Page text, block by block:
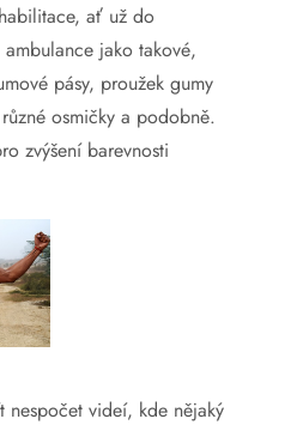
ať už do
jako takové,
pásy, proužek gumy
osmičky a podobně.
zvýšení barevnosti
nespočet videí, kde nějaký